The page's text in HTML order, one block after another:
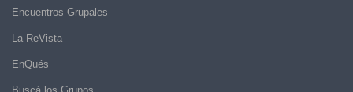
Encuentros Grupales
La ReVista
EnQués
Buscá los Grupos